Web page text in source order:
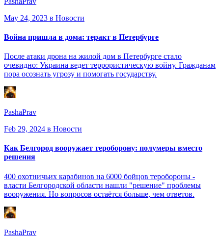
May 24, 2023 в Новости
Война пришла в дома: теракт в Петербурге
После атаки дрона на жилой дом в Петербурге стало
очевидно: Украина ведет террористическую войну. Гражданам
пора осознать угрозу и помогать государству.
PashaPrav
Feb 29, 2024 в Новости
Как Белгород вооружает тероборону: полумеры вместо
решения
400 охотничьих карабинов на 6000 бойцов теробороны -
власти Белгородской области нашли "решение" проблемы
вооружения. Но вопросов остаётся больше, чем ответов.
PashaPrav